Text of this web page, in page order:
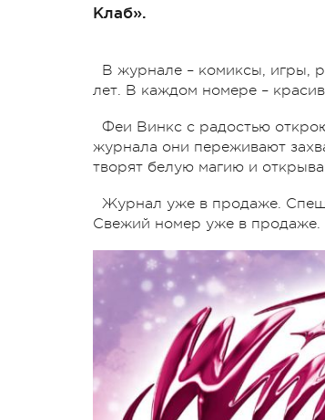
Клаб».
В журнале – комиксы, игры,
лет. В каждом номере –
Феи Винкс с радостью
журнала они переживают
творят белую магию и
Журнал уже в продаже.
Свежий номер уже в продаже.